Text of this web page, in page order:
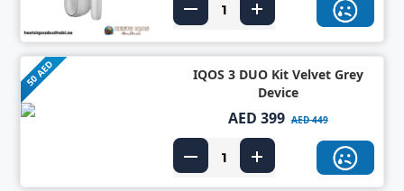
50 AED
IQOS 3 DUO Kit Velvet Grey
Device
AED 399 AED 449